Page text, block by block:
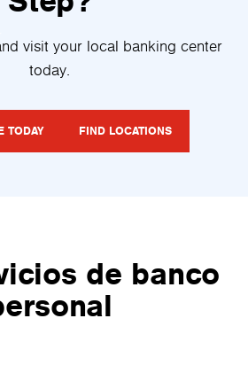
visit your local banking center
today.
TODAY FIND LOCATIONS
de banco